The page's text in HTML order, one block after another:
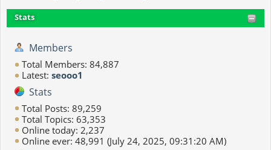
Stats
Members
Total Members: 84,887
Latest: seooo1
Stats
Total Posts: 89,259
Total Topics: 63,353
Online today: 2,237
Online ever: 48,991 (July 24, 2025, 09:31:20 AM)